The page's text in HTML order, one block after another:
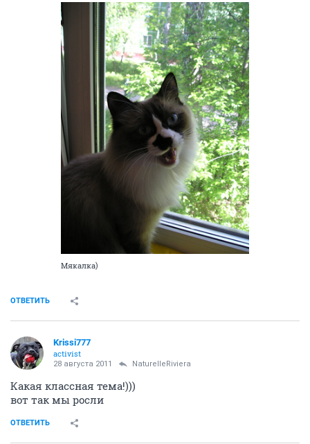
Мякалка)
ОТВЕТИТЬ
Krissi777
activist
28 августа 2011 NaturelleRiviera
Какая классная тема!)))
вот так мы росли
ОТВЕТИТЬ